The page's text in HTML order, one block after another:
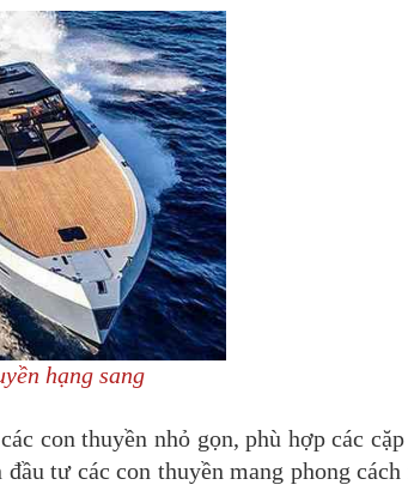
hạng sang
con thuyền nhỏ gọn, phù hợp các
tư các con thuyền mang phong cách